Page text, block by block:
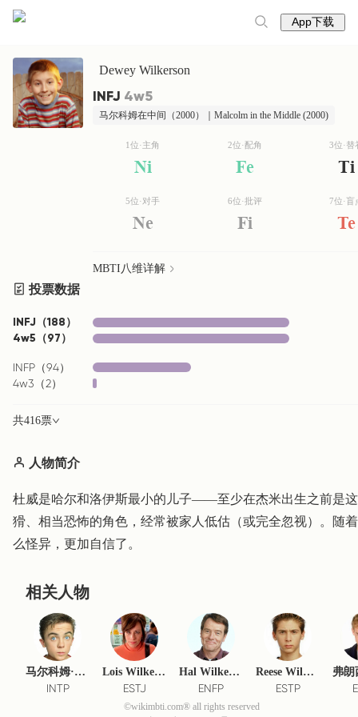
App下载
Dewey Wilkerson
INFJ 4w5
马尔科姆在中间（2000）｜Malcolm in the Middle (2000)
1位·主角
Ni
2位·配角
Fe
3位·替
Ti
5位·对手
Ne
6位·批评
Fi
7位·盲
Te
MBTI八维详解
投票数据
INFJ （188）
4w5 （97）
INFP （94）
4w3 （2）
共416票
人物简介
杜威是哈尔和洛伊斯最小的儿子——至少在杰米出生之前是
猾、相当恐怖的角色，经常被家人低估（或完全忽视）。随
么怪异，更加自信了。
相关人物
马尔科姆·威尔克森
INTP
Lois Wilkerson
ESTJ
Hal Wilkerson
ENFP
Reese Wilkerson
ESTP
©wikimbti.com® all rights reserved